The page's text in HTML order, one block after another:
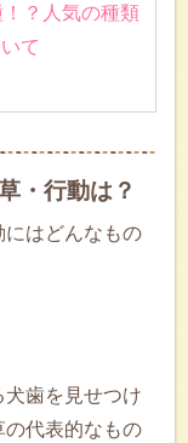
？人気の種類
て
・行動は？
にはどんなもの
歯を見せつけ
の代表的なもの